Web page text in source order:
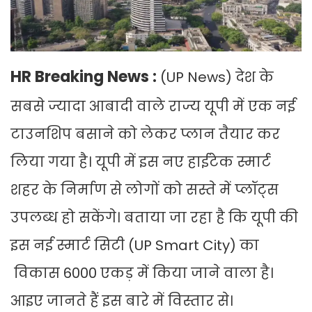
HR Breaking News : (UP News) देश के
सबसे ज्यादा आबादी वाले राज्य यूपी में एक नई
टाउनशिप बसाने को लेकर प्लान तैयार कर
लिया गया है। यूपी में इस नए हाईटेक स्मार्ट
शहर के निर्माण से लोगों को सस्ते में प्लॉट्स
उपलब्ध हो सकेंगे। बताया जा रहा है कि यूपी की
इस नई स्मार्ट सिटी (UP Smart City) का
विकास 6000 एकड़ में किया जाने वाला है।
आइए जानते हैं इस बारे में विस्तार से।